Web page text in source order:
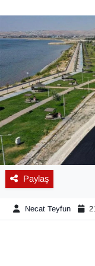
Paylaş
Necat Teyfun
DÜNYA
EĞİTİM
EKONOMİ
Eleman
Emlak
En çok
GENEL